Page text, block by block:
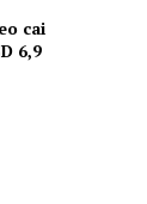
cai
6,9